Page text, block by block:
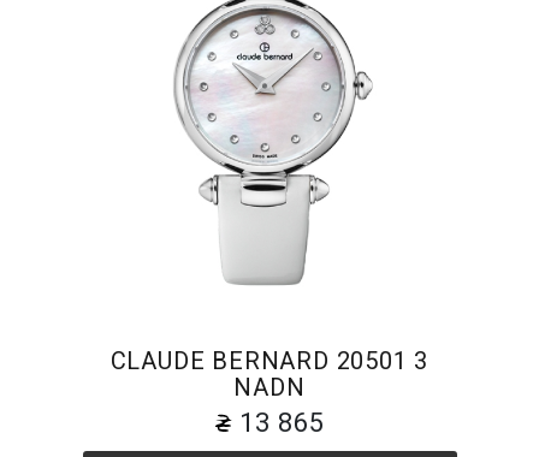
CLAUDE BERNARD 20501 3
NADN
13 865